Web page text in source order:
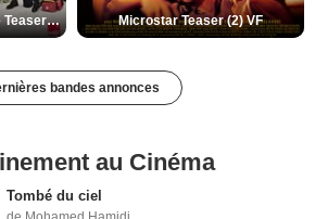
De la Comédie-Française Teaser (3) VF Microstar Teaser (2) VF
bandes annonces
au Cinéma
Tombé du ciel